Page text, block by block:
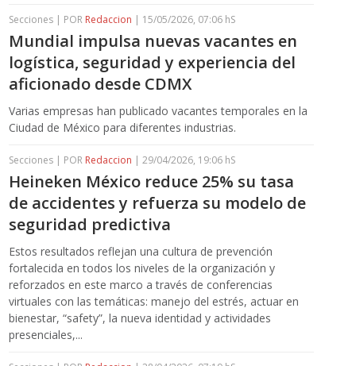
Secciones | POR Redaccion | 15/05/2026, 07:06 hS
Mundial impulsa nuevas vacantes en
logística, seguridad y experiencia del
aficionado desde CDMX
Varias empresas han publicado vacantes temporales en la
Ciudad de México para diferentes industrias.
Secciones | POR Redaccion | 29/04/2026, 19:06 hS
Heineken México reduce 25% su tasa
de accidentes y refuerza su modelo de
seguridad predictiva
Estos resultados reflejan una cultura de prevención
fortalecida en todos los niveles de la organización y
reforzados en este marco a través de conferencias
virtuales con las temáticas: manejo del estrés, actuar en
bienestar, “safety”, la nueva identidad y actividades
presenciales,...